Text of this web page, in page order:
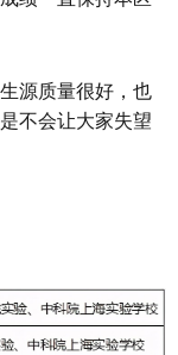
源质量很好，也
不会让大家失望